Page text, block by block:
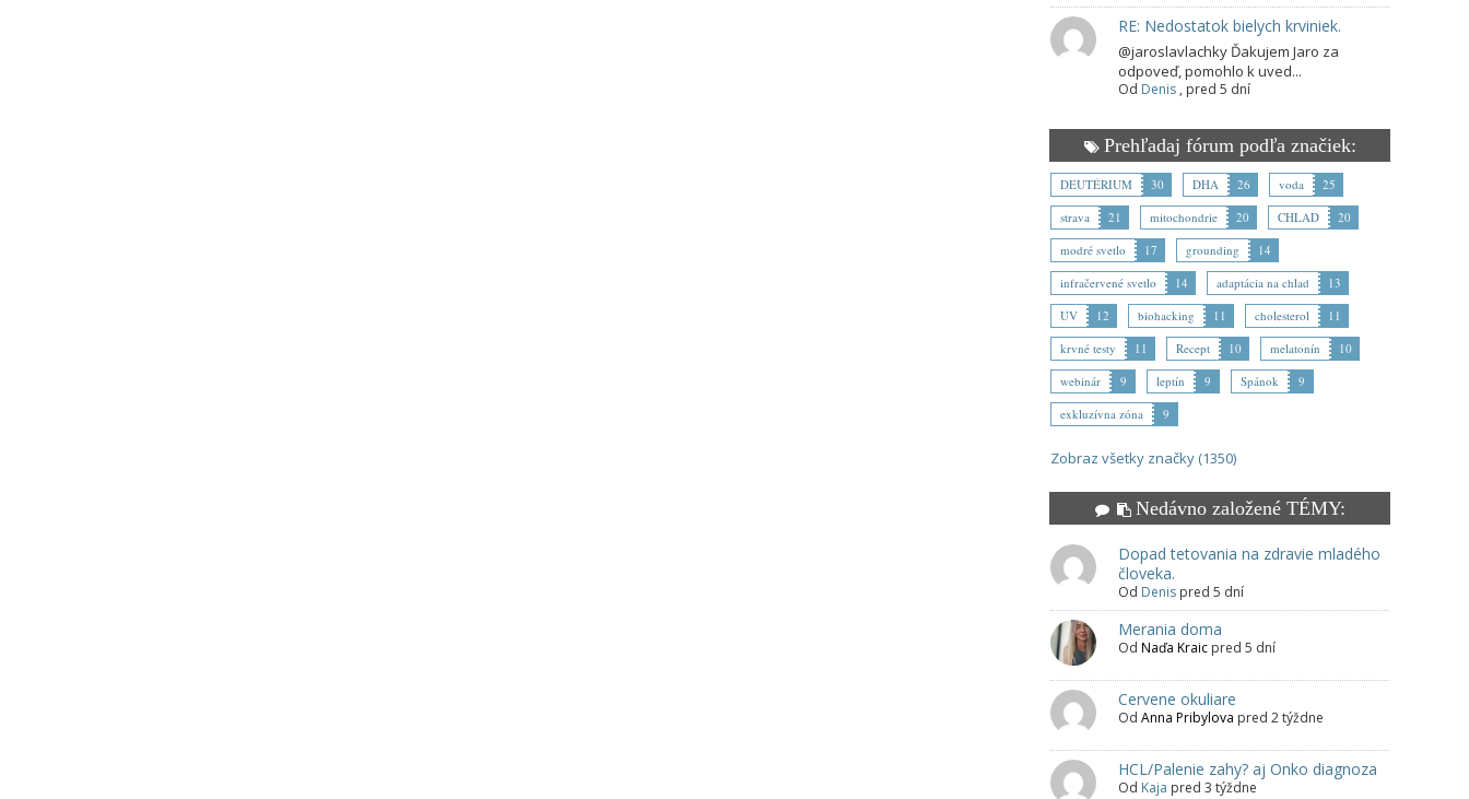
RE: Nedostatok bielych krviniek.
@jaroslavlachky Ďakujem Jaro za
odpoveď, pomohlo k uved...
Od Denis , pred 5 dní
Prehľadaj fórum podľa značiek:
DEUTÉRIUM 30 DHA 26 voda
25
strava
21 mitochondrie 20 CHLAD
20
modré svetlo
17 grounding
14
infračervené svetlo
14 adaptácia na chlad
13
UV
12 biohacking 11 cholesterol
11
krvné testy
11 Recept 10 melatonín
10
webinár
9 leptín 9 Spánok
9
exkluzívna zóna
9
Zobraz všetky značky (1350)
Nedávno založené TÉMY:
Dopad tetovania na zdravie mladého
človeka.
Od Denis pred 5 dní
Merania doma
Od Naďa Kraic pred 5 dní
Cervene okuliare
Od Anna Pribylova pred 2 týždne
HCL/Palenie zahy? aj Onko diagnoza
Od Kaja pred 3 týždne